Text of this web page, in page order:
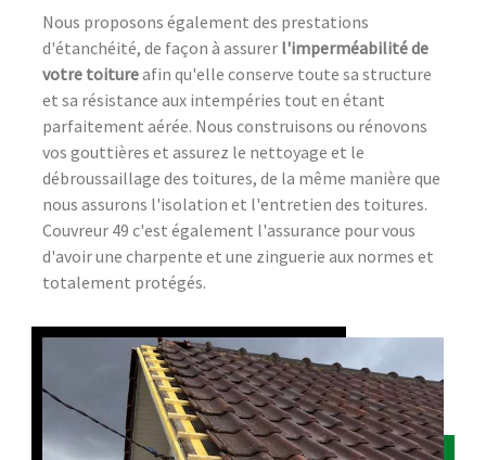
Nous proposons également des prestations
d'étanchéité, de façon à assurer l'imperméabilité de
votre toitureafin qu'elle conserve toute sa structure
et sa résistance aux intempéries tout en étant
parfaitement aérée. Nous construisons ou rénovons
vos gouttières et assurez le nettoyage et le
débroussaillage des toitures, de la même manière que
nous assurons l'isolation et l'entretien des toitures.
Couvreur 49 c'est également l'assurance pour vous
d'avoir une charpente et une zinguerie aux normes et
totalement protégés.